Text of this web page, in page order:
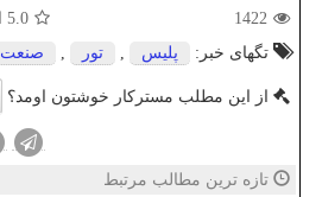
1422
5.0
تگهای خبر:
پلیس , تور , صنعت
از این مطلب مسترکار خوشتون اومد؟
تازه ترین مطالب مرتبط